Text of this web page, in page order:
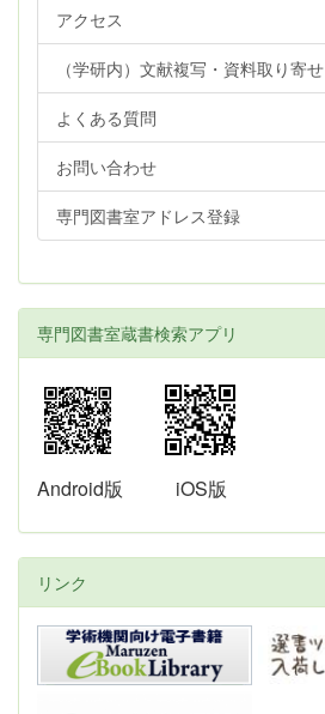
アクセス
（学研内）文献複写・資料取り寄せ
よくある質問
お問い合わせ
専門図書室アドレス登録
専門図書室蔵書検索アプリ
Android版 iOS版
リンク